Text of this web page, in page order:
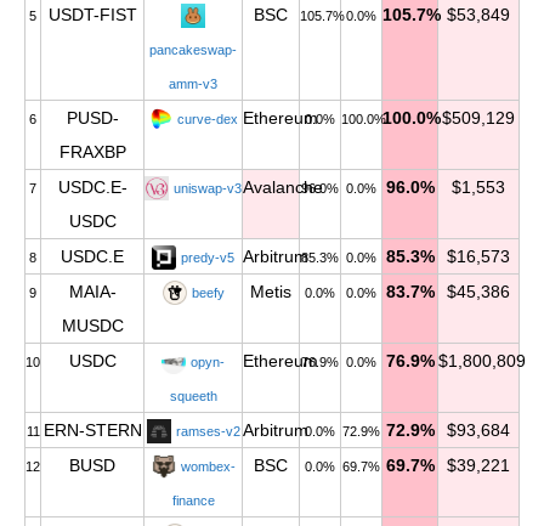
5 USDT-FIST
pancakeswap-
amm-v3
BSC 105.7%0.0% 105.7% $53,849
6
PUSD-
FRAXBP
curve-dex Ethereum0.0% 100.0%100.0%$509,129
7
USDC.E-
USDC
uniswap-v3Avalanche
96.0% 0.0% 96.0% $1,553
8 USDC.E predy-v5 Arbitrum85.3% 0.0% 85.3% $16,573
9
MAIA-
MUSDC
beefy Metis 0.0% 0.0% 83.7% $45,386
10 USDC opyn-
squeeth
Ethereum76.9% 0.0% 76.9% $1,800,809
11 ERN-STERN ramses-v2 Arbitrum0.0% 72.9% 72.9% $93,684
12 BUSD wombex-
finance
BSC 0.0% 69.7% 69.7% $39,221